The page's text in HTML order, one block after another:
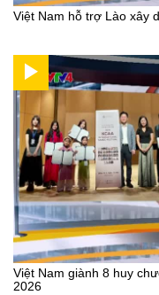
Việt Nam hỗ trợ Lào xây
Việt Nam giành 8 huy
2026